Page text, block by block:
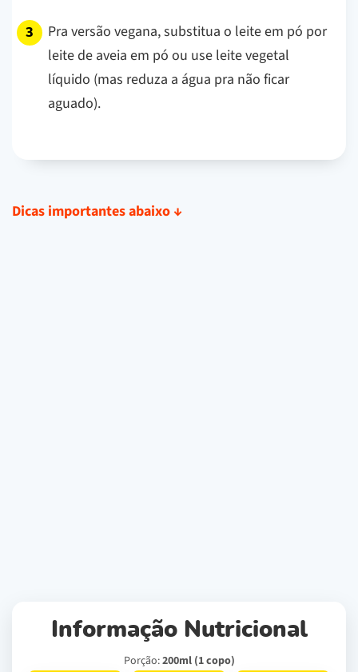
Pra versão vegana, substitua o leite em pó por
leite de aveia em pó ou use leite vegetal
líquido (mas reduza a água pra não ficar
aguado).
Dicas importantes abaixo ↓
Informação Nutricional
Porção:200ml (1 copo)